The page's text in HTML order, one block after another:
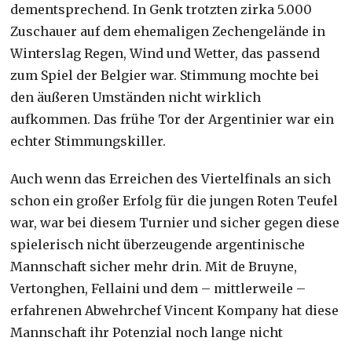
dementsprechend. In Genk trotzten zirka 5.000
Zuschauer auf dem ehemaligen Zechengelände in
Winterslag Regen, Wind und Wetter, das passend
zum Spiel der Belgier war. Stimmung mochte bei
den äußeren Umständen nicht wirklich
aufkommen. Das frühe Tor der Argentinier war ein
echter Stimmungskiller.
Auch wenn das Erreichen des Viertelfinals an sich
schon ein großer Erfolg für die jungen Roten Teufel
war, war bei diesem Turnier und sicher gegen diese
spielerisch nicht überzeugende argentinische
Mannschaft sicher mehr drin. Mit de Bruyne,
Vertonghen, Fellaini und dem – mittlerweile –
erfahrenen Abwehrchef Vincent Kompany hat diese
Mannschaft ihr Potenzial noch lange nicht